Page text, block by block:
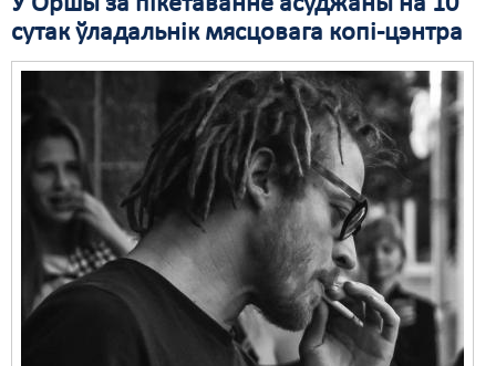
сутак ўладальнік мясцовага копі-цэнтра
Сьмяротнае пакараньне
Правы працоўных
Сацыяльныя правы